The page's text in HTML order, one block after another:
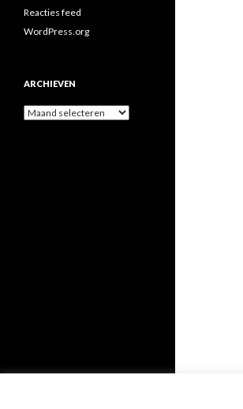
Reacties feed
WordPress.org
ARCHIEVEN
Archieven